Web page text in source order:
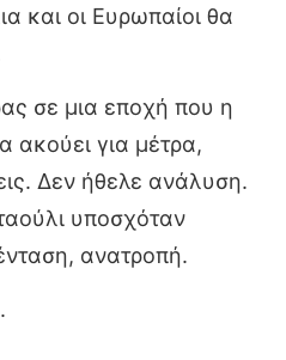
και οι Ευρωπαίοι θα
σε μια εποχή που η
ακούει για μέτρα,
Δεν ήθελε ανάλυση.
υποσχόταν
ανατροπή.